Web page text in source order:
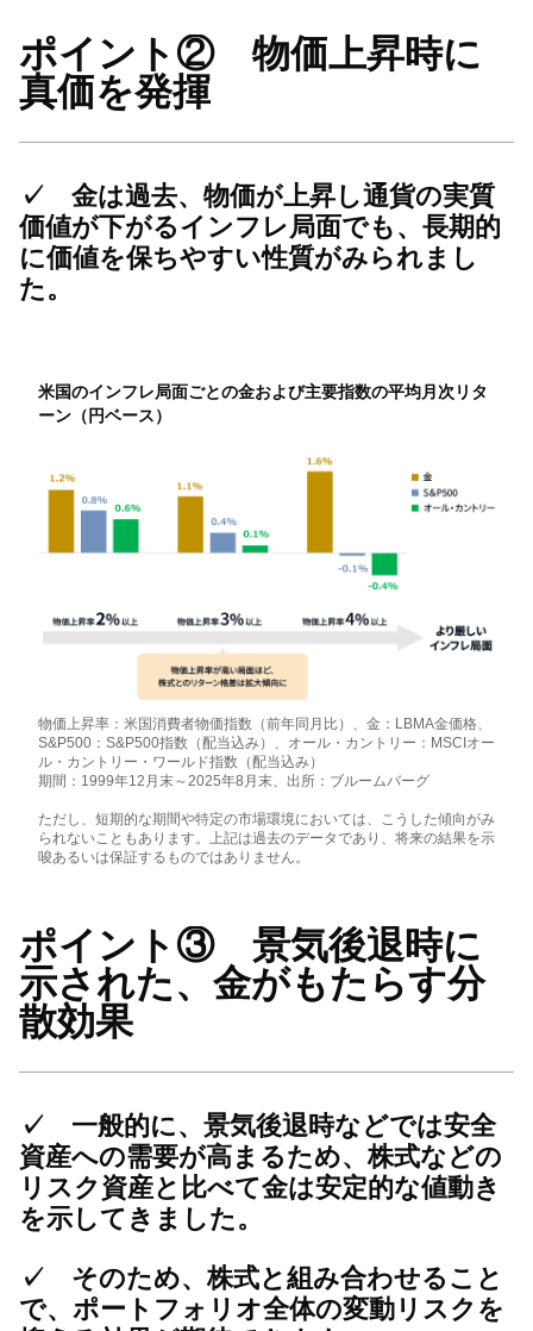
ポイント② 物価上昇時に
真価を発揮
✓ 金は過去、物価が上昇し通貨の実質
価値が下がるインフレ局面でも、長期的
に価値を保ちやすい性質がみられまし
た。
米国のインフレ局面ごとの金および主要指数の平均月次リタ
ーン（円ベース）
物価上昇率：米国消費者物価指数（前年同月比）、金：LBMA金価格、
S&P500：S&P500指数（配当込み）、オール・カントリー：MSCIオー
ル・カントリー・ワールド指数（配当込み）
期間：1999年12月末～2025年8月末、出所：ブルームバーグ
ただし、短期的な期間や特定の市場環境においては、こうした傾向がみ
られないこともあります。上記は過去のデータであり、将来の結果を示
唆あるいは保証するものではありません。
ポイント③ 景気後退時に
示された、金がもたらす分
散効果
✓ 一般的に、景気後退時などでは安全
資産への需要が高まるため、株式などの
リスク資産と比べて金は安定的な値動き
を示してきました。
✓ そのため、株式と組み合わせること
で、ポートフォリオ全体の変動リスクを